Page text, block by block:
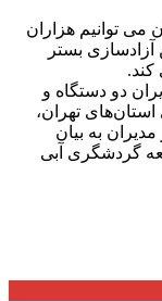
می توانیم هزاران
بستر
دو دستگاه و
تهران،
به بیان
گردشگری آبی